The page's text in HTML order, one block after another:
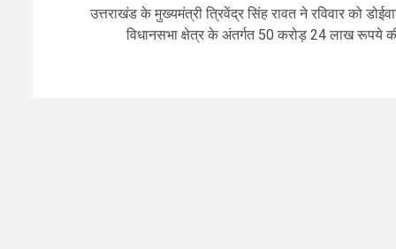
उत्तराखंड के मुख्यमंत्री त्रिवेंद्र सिंह रावत ने रविवार को
विधानसभा क्षेत्र के अंतर्गत 50 करोड़ 24 लाख रूपये